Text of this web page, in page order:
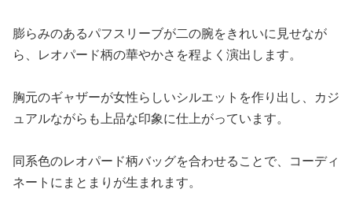
膨らみのあるパフスリーブが二の腕をきれいに見せなが
ら、レオパード柄の華やかさを程よく演出します。
胸元のギャザーが女性らしいシルエットを作り出し、カジ
ュアルながらも上品な印象に仕上がっています。
同系色のレオパード柄バッグを合わせることで、コーディ
ネートにまとまりが生まれます。